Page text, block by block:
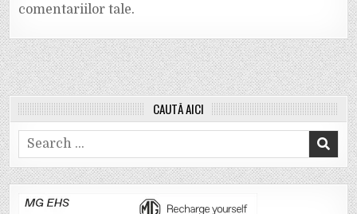
comentariilor tale.
CAUTĂ AICI
Search
for: